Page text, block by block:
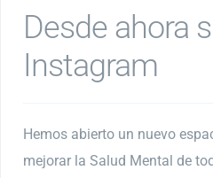
Desde ahora
Instagram
Hemos abierto un nuevo
mejorar la Salud Mental de